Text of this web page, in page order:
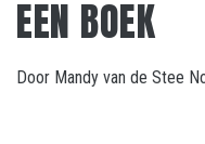
EEN BOEK
Door Mandy van de Stee